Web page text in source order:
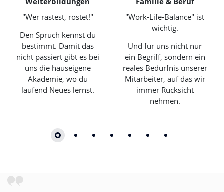
"Wer rastest, rostet!"
Den Spruch kennst du
bestimmt. Damit das
nicht passiert gibt es bei
uns die hauseigene
Akademie, wo du
laufend Neues lernst.
"Work-Life-Balance" ist
wichtig.
Und für uns nicht nur
ein Begriff, sondern ein
reales Bedürfnis unserer
Mitarbeiter, auf das wir
immer Rücksicht
nehmen.